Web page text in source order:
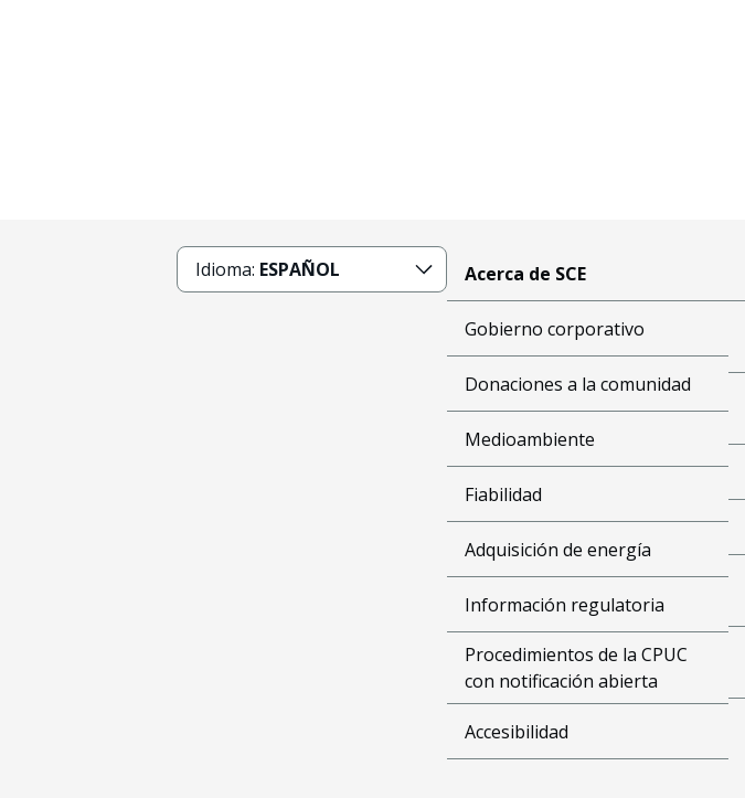
Idioma: ESPAÑOL Acerca de SCE
Gobierno corporativo
Donaciones a la comunidad
Medioambiente
Fiabilidad
Adquisición de energía
Información regulatoria
Procedimientos de la CPUC
con notificación abierta
Accesibilidad